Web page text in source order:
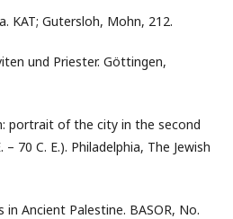
KAT; Gutersloh, Mohn, 212.
und Priester. Göttingen,
portrait of the city in the second
70 C. E.). Philadelphia, The Jewish
in Ancient Palestine. BАSOR, No.